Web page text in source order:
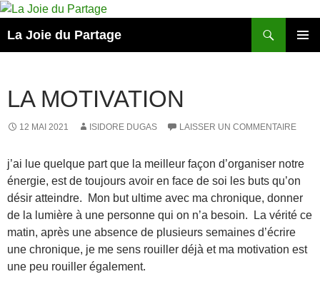
Aller
contenu
La Joie du Partage
LA MOTIVATION
12 MAI 2021 ISIDORE DUGAS LAISSER UN COMMENTAIRE
j’ai lue quelque part que la meilleur façon d’organiser notre
énergie, est de toujours avoir en face de soi les buts qu’on
désir atteindre. Mon but ultime avec ma chronique, donner
de la lumière à une personne qui on n’a besoin. La vérité ce
matin, après une absence de plusieurs semaines d’écrire
une chronique, je me sens rouiller déjà et ma motivation est
une peu rouiller également.